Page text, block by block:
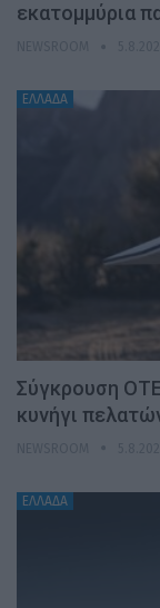
εκατομμύρια
ΕΛΛΑΔΑ
Σύγκρουση
κυνήγι
ΕΛΛΑΔΑ